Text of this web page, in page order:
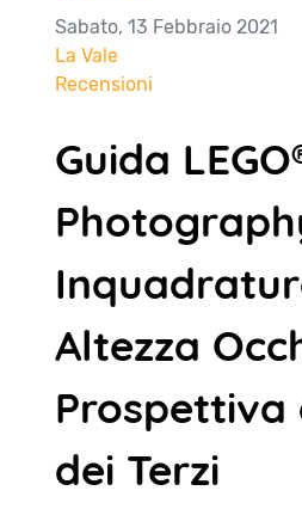
Sabato, 13 Febbraio 2021
La Vale
Recensioni
Guida
Altezza
Prospettiva
dei Terzi